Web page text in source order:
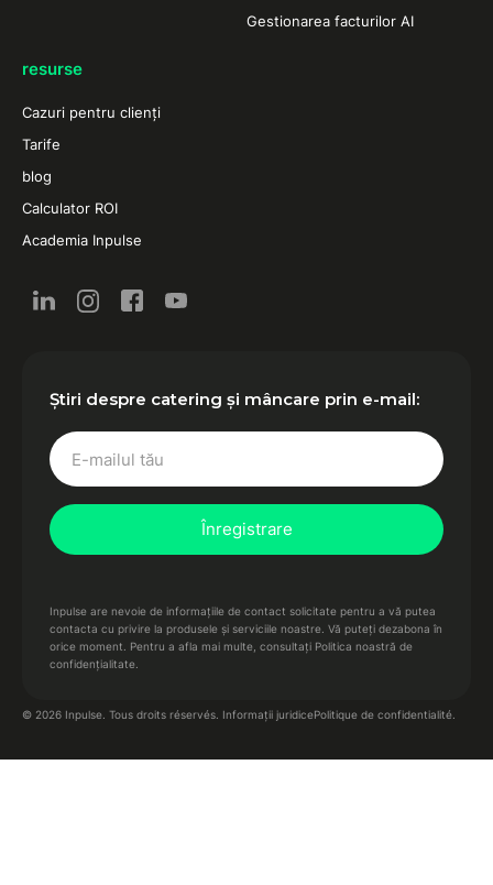
Gestionarea facturilor AI
resurse
Cazuri pentru clienți
Tarife
blog
Calculator ROI
Academia Inpulse
Știri despre catering și mâncare prin e-mail:
Inpulse are nevoie de informațiile de contact solicitate pentru a vă putea
contacta cu privire la produsele și serviciile noastre. Vă puteți dezabona în
orice moment. Pentru a afla mai multe, consultați Politica noastră de
confidențialitate.
© 2026 Inpulse. Tous droits réservés. Informații juridicePolitique de confidentialité.